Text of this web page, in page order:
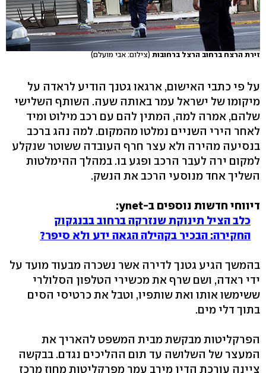
זירת הרצח ברחוב הרצל ברחובות (צילום: אבי מועלם)
על פי כתבי האישום, ארגאו גטנך הודיע לראדה על
מיקומו של ישראל עמר באותה שעה. השותף השלישי
שלהם, אמרה למה, המתין להם עם רכב מילוט ומיד
לאחר הירי השניים נמלטו מהמקום. למה נהג ברכב
בנסיעה מהירה ולא עצר חרף העובדה ששוטר שנקלע
למקום ירה לעבר הרכב ופגע בו. במהלך ההימלטות
השליך אחד מנוסעי הרכב את הנשק.
דיווחי חדשות נוספים ב-ynet:
כלב הציל תינוקת שנזרקה ברחוב בבנגקוק
החקירה: הבכיר בקהילה הגאה ידע ולא סיפר?
בהמשך הגיע גטנך לדירה אשר נשכרה מבעוד מועד על
ידי ראדה, ושם שרף את מכשירי הטלפון הסלולרי
ששימשו אותו ואת שותפיו, וטבל את כרטיסי הסים
בתוך דלי מים.
הפרקליטות מבקשת מבית המשפט להאריך את
המעצר של השלושה עד תום ההליכים נגדם. בבקשה
ציינה עורכת הדין מירב עמר מפרקליטות מחוז מרכז